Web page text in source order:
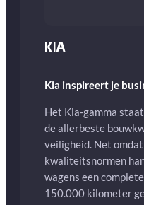
KIA
Kia inspireert je
Het Kia-gamma
de allerbeste
veiligheid. Net
kwaliteitsnormen
wagens een
150.000 kilometer